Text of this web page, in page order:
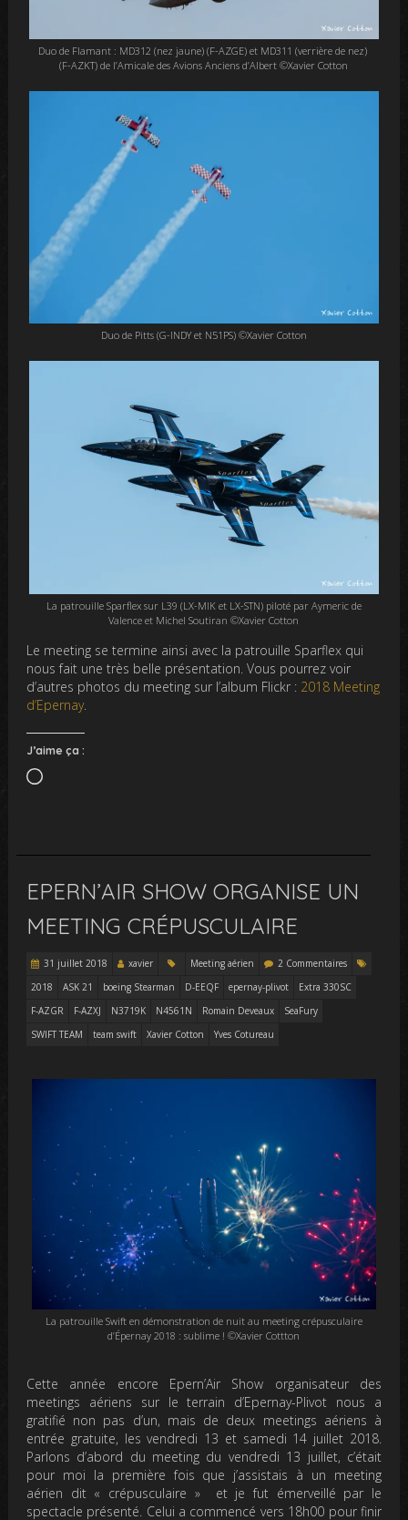
Duo de Flamant : MD312 (nez jaune) (F-AZGE) et MD311 (verrière de nez)
(F-AZKT) de l’Amicale des Avions Anciens d’Albert ©Xavier Cotton
Duo de Pitts (G-INDY et N51PS) ©Xavier Cotton
La patrouille Sparflex sur L39 (LX-MIK et LX-STN) piloté par Aymeric de
Valence et Michel Soutiran ©Xavier Cotton
Le meeting se termine ainsi avec la patrouille Sparflex qui
nous fait une très belle présentation. Vous pourrez voir
d’autres photos du meeting sur l’album Flickr : 2018 Meeting
d’Epernay.
J’aime ça :
Chargement…
EPERN’AIR SHOW ORGANISE UN
MEETING CRÉPUSCULAIRE
31 juillet 2018 xavier Meeting aérien
2 Commentaires
2018
ASK 21 boeing Stearman D-EEQF epernay-plivot
Extra 330SC
F-AZGR
F-AZXJ N3719K N4561N Romain Deveaux
SeaFury
SWIFT TEAM
team swift Xavier Cotton Yves Cotureau
La patrouille Swift en démonstration de nuit au meeting crépusculaire
d’Épernay 2018 : sublime ! ©Xavier Cottton
Cette année encore Epern’Air Show organisateur des
meetings aériens sur le terrain d’Epernay-Plivot nous a
gratifié non pas d’un, mais de deux meetings aériens à
entrée gratuite, les vendredi 13 et samedi 14 juillet 2018.
Parlons d’abord du meeting du vendredi 13 juillet, c’était
pour moi la première fois que j’assistais à un meeting
aérien dit « crépusculaire » et je fut émerveillé par le
spectacle présenté. Celui a commencé vers 18h00 pour finir